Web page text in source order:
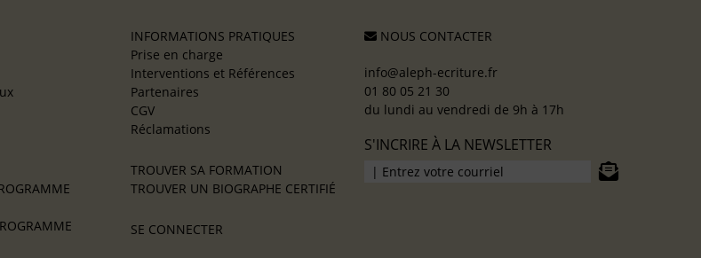
INFORMATIONS PRATIQUES
Prise en charge
Interventions et Références
Partenaires
CGV
Réclamations
TROUVER SA FORMATION
TROUVER UN BIOGRAPHE CERTIFIÉ
SE CONNECTER
NOUS CONTACTER
info@aleph-ecriture.fr
01 80 05 21 30
du lundi au vendredi de 9h à 17h
S'INCRIRE À LA NEWSLETTER